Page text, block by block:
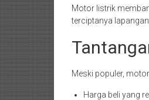
Motor listrik
terciptanya
Meski populer,
Harga beli yang